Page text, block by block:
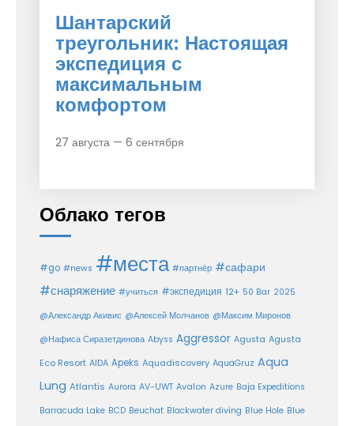
Шантарский
треугольник: Настоящая
экспедиция с
максимальным
комфортом
27 августа — 6 сентября
Облако тегов
#go #news #места #партнёр #сафари
#снаряжение #учиться #экспедиция 12+ 50 Bar 2025
@Александр Акивис @Алексей Молчанов @Максим Миронов
@Нафиса Сиразетдинова Abyss Aggressor Agusta Agusta
Eco Resort AIDA Apeks Aquadiscovery AquaGruz Aqua
Lung Atlantis Aurora AV-UWT Avalon Azure Baja Expeditions
Barracuda Lake BCD Beuchat Blackwater diving Blue Hole Blue